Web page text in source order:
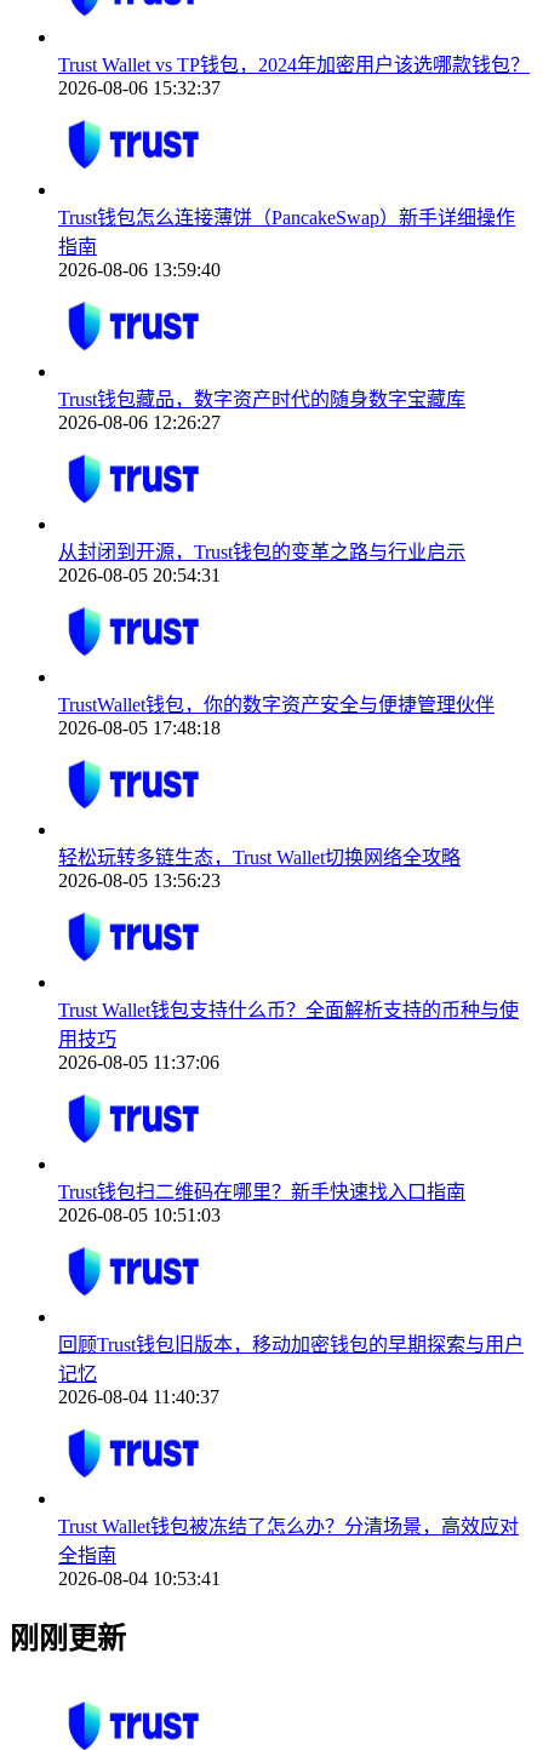
Trust Wallet vs TP钱包，2024年加密用户该选哪款钱包？
2026-08-06 15:32:37
Trust钱包怎么连接薄饼（PancakeSwap）新手详细操作
指南
2026-08-06 13:59:40
Trust钱包藏品，数字资产时代的随身数字宝藏库
2026-08-06 12:26:27
从封闭到开源，Trust钱包的变革之路与行业启示
2026-08-05 20:54:31
TrustWallet钱包，你的数字资产安全与便捷管理伙伴
2026-08-05 17:48:18
轻松玩转多链生态，Trust Wallet切换网络全攻略
2026-08-05 13:56:23
Trust Wallet钱包支持什么币？全面解析支持的币种与使
用技巧
2026-08-05 11:37:06
Trust钱包扫二维码在哪里？新手快速找入口指南
2026-08-05 10:51:03
回顾Trust钱包旧版本，移动加密钱包的早期探索与用户
记忆
2026-08-04 11:40:37
Trust Wallet钱包被冻结了怎么办？分清场景，高效应对
全指南
2026-08-04 10:53:41
刚刚更新